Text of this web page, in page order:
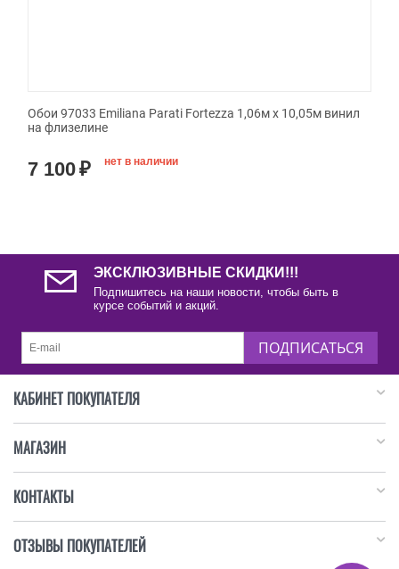
Обои 97033 Emiliana Parati Fortezza 1,06м х 10,05м винил
на флизелине
7 100₽ нет в наличии
ЭКСКЛЮЗИВНЫЕ СКИДКИ!!!
Подпишитесь на наши новости, чтобы быть в
курсе событий и акций.
ПОДПИСАТЬСЯ
КАБИНЕТ ПОКУПАТЕЛЯ
МАГАЗИН
КОНТАКТЫ
ОТЗЫВЫ ПОКУПАТЕЛЕЙ